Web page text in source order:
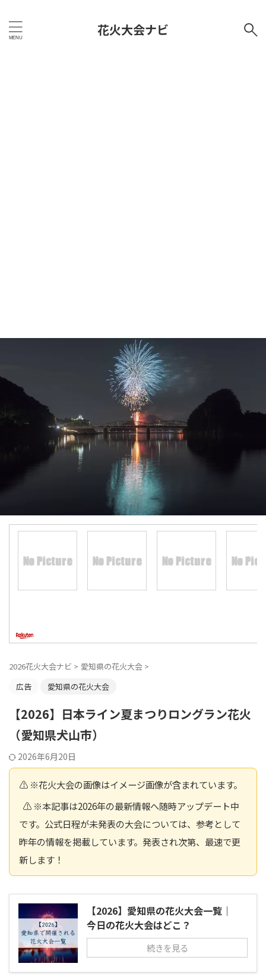
花火大会ナビ
2026花火大会ナビ > 愛知県の花火大会 >
広告
愛知県の花火大会
【2026】日本ライン夏まつりロングラン花火
（愛知県犬山市）
2026年6月20日
⚠️ ※花火大会の画像はイメージ画像が含まれています。
⚠️ ※本記事は2026年の最新情報へ随時アップデート中
です。公式日程が未発表の大会については、参考として
昨年の情報を掲載しています。発表され次第、最速で更
新します！
【2026】愛知県の花火大会一覧｜
今日の花火大会はどこ？
続きを見る